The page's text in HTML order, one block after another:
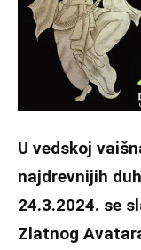
U vedskoj
najdrevnijih
24.3.2024. se
Zlatnog